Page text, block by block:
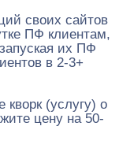
своих сайтов
ПФ клиентам,
их ПФ
в 2-3+
кворк (услугу) о
цену на 50-